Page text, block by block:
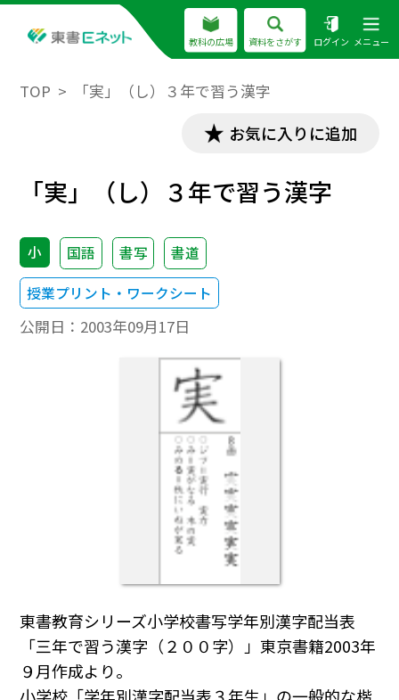
教科の広場 資料をさがす ログイン メニュー
TOP 「実」（し）３年で習う漢字
お気に入りに追加
「実」（し）３年で習う漢字
小 国語 書写
書道
授業プリント・ワークシート
公開日： 2003年09月17日
東書教育シリーズ小学校書写学年別漢字配当表
「三年で習う漢字（２００字）」東京書籍2003年
９月作成より。